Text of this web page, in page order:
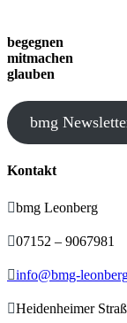
begegnen
mitmachen
glauben
bmg
Kontakt
bmg Leonberg
07152 – 9067981
info@bmg-
Heidenheimer